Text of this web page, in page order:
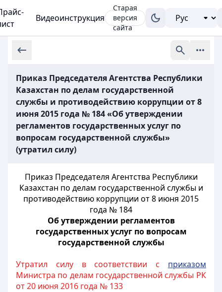
Видеоинструкция
Старая
версия
сайта
Приказ Председателя Агентства Республики
Казахстан по делам государственной
службы и противодействию коррупции от 8
июня 2015 года № 184 «Об утверждении
регламентов государственных услуг по
вопросам государственной службы»
(утратил силу)
Приказ Председателя Агентства Республики
Казахстан по делам государственной службы и
противодействию коррупции от 8 июня 2015
года № 184
Об утверждении регламентов
государственных услуг по вопросам
государственной службы
Утратил силу в соответствии с приказом
Министра по делам государственной службы РК
от 20 июня 2016 года № 133